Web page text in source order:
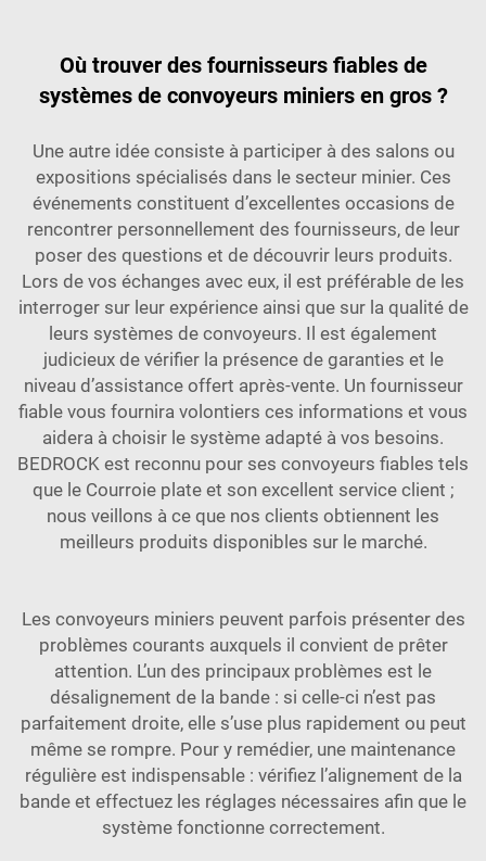
Où trouver des fournisseurs fiables de
systèmes de convoyeurs miniers en gros ?
Une autre idée consiste à participer à des salons ou
expositions spécialisés dans le secteur minier. Ces
événements constituent d’excellentes occasions de
rencontrer personnellement des fournisseurs, de leur
poser des questions et de découvrir leurs produits.
Lors de vos échanges avec eux, il est préférable de les
interroger sur leur expérience ainsi que sur la qualité de
leurs systèmes de convoyeurs. Il est également
judicieux de vérifier la présence de garanties et le
niveau d’assistance offert après-vente. Un fournisseur
fiable vous fournira volontiers ces informations et vous
aidera à choisir le système adapté à vos besoins.
BEDROCK est reconnu pour ses convoyeurs fiables tels
que le Courroie plate et son excellent service client ;
nous veillons à ce que nos clients obtiennent les
meilleurs produits disponibles sur le marché.
Les convoyeurs miniers peuvent parfois présenter des
problèmes courants auxquels il convient de prêter
attention. L’un des principaux problèmes est le
désalignement de la bande : si celle-ci n’est pas
parfaitement droite, elle s’use plus rapidement ou peut
même se rompre. Pour y remédier, une maintenance
régulière est indispensable : vérifiez l’alignement de la
bande et effectuez les réglages nécessaires afin que le
système fonctionne correctement.